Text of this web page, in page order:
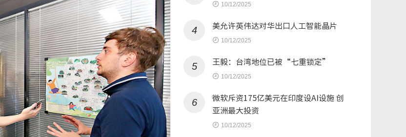
10/12/2025
4 美允许英伟达对华出口人工智能晶片
10/12/2025
5 王毅：台湾地位已被“七重锁定”
10/12/2025
6
微软斥资175亿美元在印度设AI设施 创
亚洲最大投资
10/12/2025